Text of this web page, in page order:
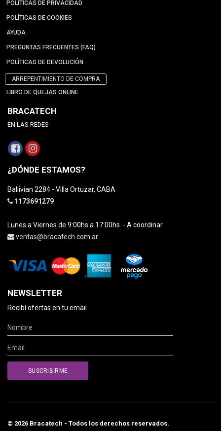
POLÍTICAS DE PRIVACIDAD
POLÍTICAS DE COOKIES
AYUDA
PREGUNTAS FRECUENTES (FAQ)
POLÍTICAS DE DEVOLUCIÓN
ARREPENTIMIENTO DE COMPRA
LIBRO DE QUEJAS ONLINE
BRACATECH
EN LAS REDES
¿DÓNDE ESTAMOS?
Ballivian 2284 - Villa Ortuzar, CABA
1173691279
Lunes a Viernes de 9:00hs a 17:00hs. - A coordinar
ventas@bracatech.com.ar
NEWSLETTER
Recibí ofertas en tu email
© 2026 Bracatech - Todos los derechos reservados.